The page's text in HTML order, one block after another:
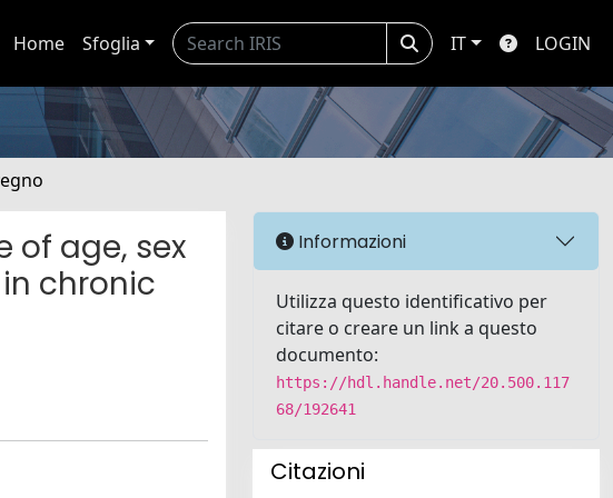
Home Sfoglia IT LOGIN
of age, sex
chronic
Informazioni
Utilizza questo identificativo per
citare o creare un link a questo
documento:
https://hdl.handle.net/20.500.117
68/192641
Citazioni